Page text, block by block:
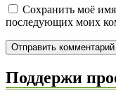
Сохранить моё
последующих моих
Поддержи